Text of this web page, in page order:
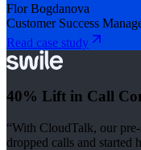
Flor Bogdanova
Customer Success
Read case study
40% Lift in Call
“With CloudTalk, our
dropped calls and started